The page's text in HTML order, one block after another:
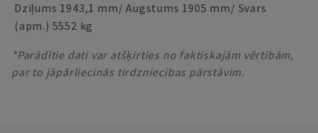
Dziļums 1943,1 mm/ Augstums 1905 mm/ Svars
(apm.) 5552 kg
*Parādītie dati var atšķirties no faktiskajām vērtībām,
par to jāpārliecinās tirdzniecības pārstāvim.